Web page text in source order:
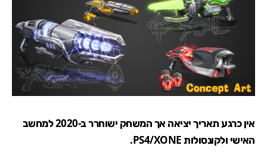
אין כרגע תאריך יציאה אך המשחק ישוחרר ב-2020 למחשב
האישי ולקונסולות PS4/XONE.